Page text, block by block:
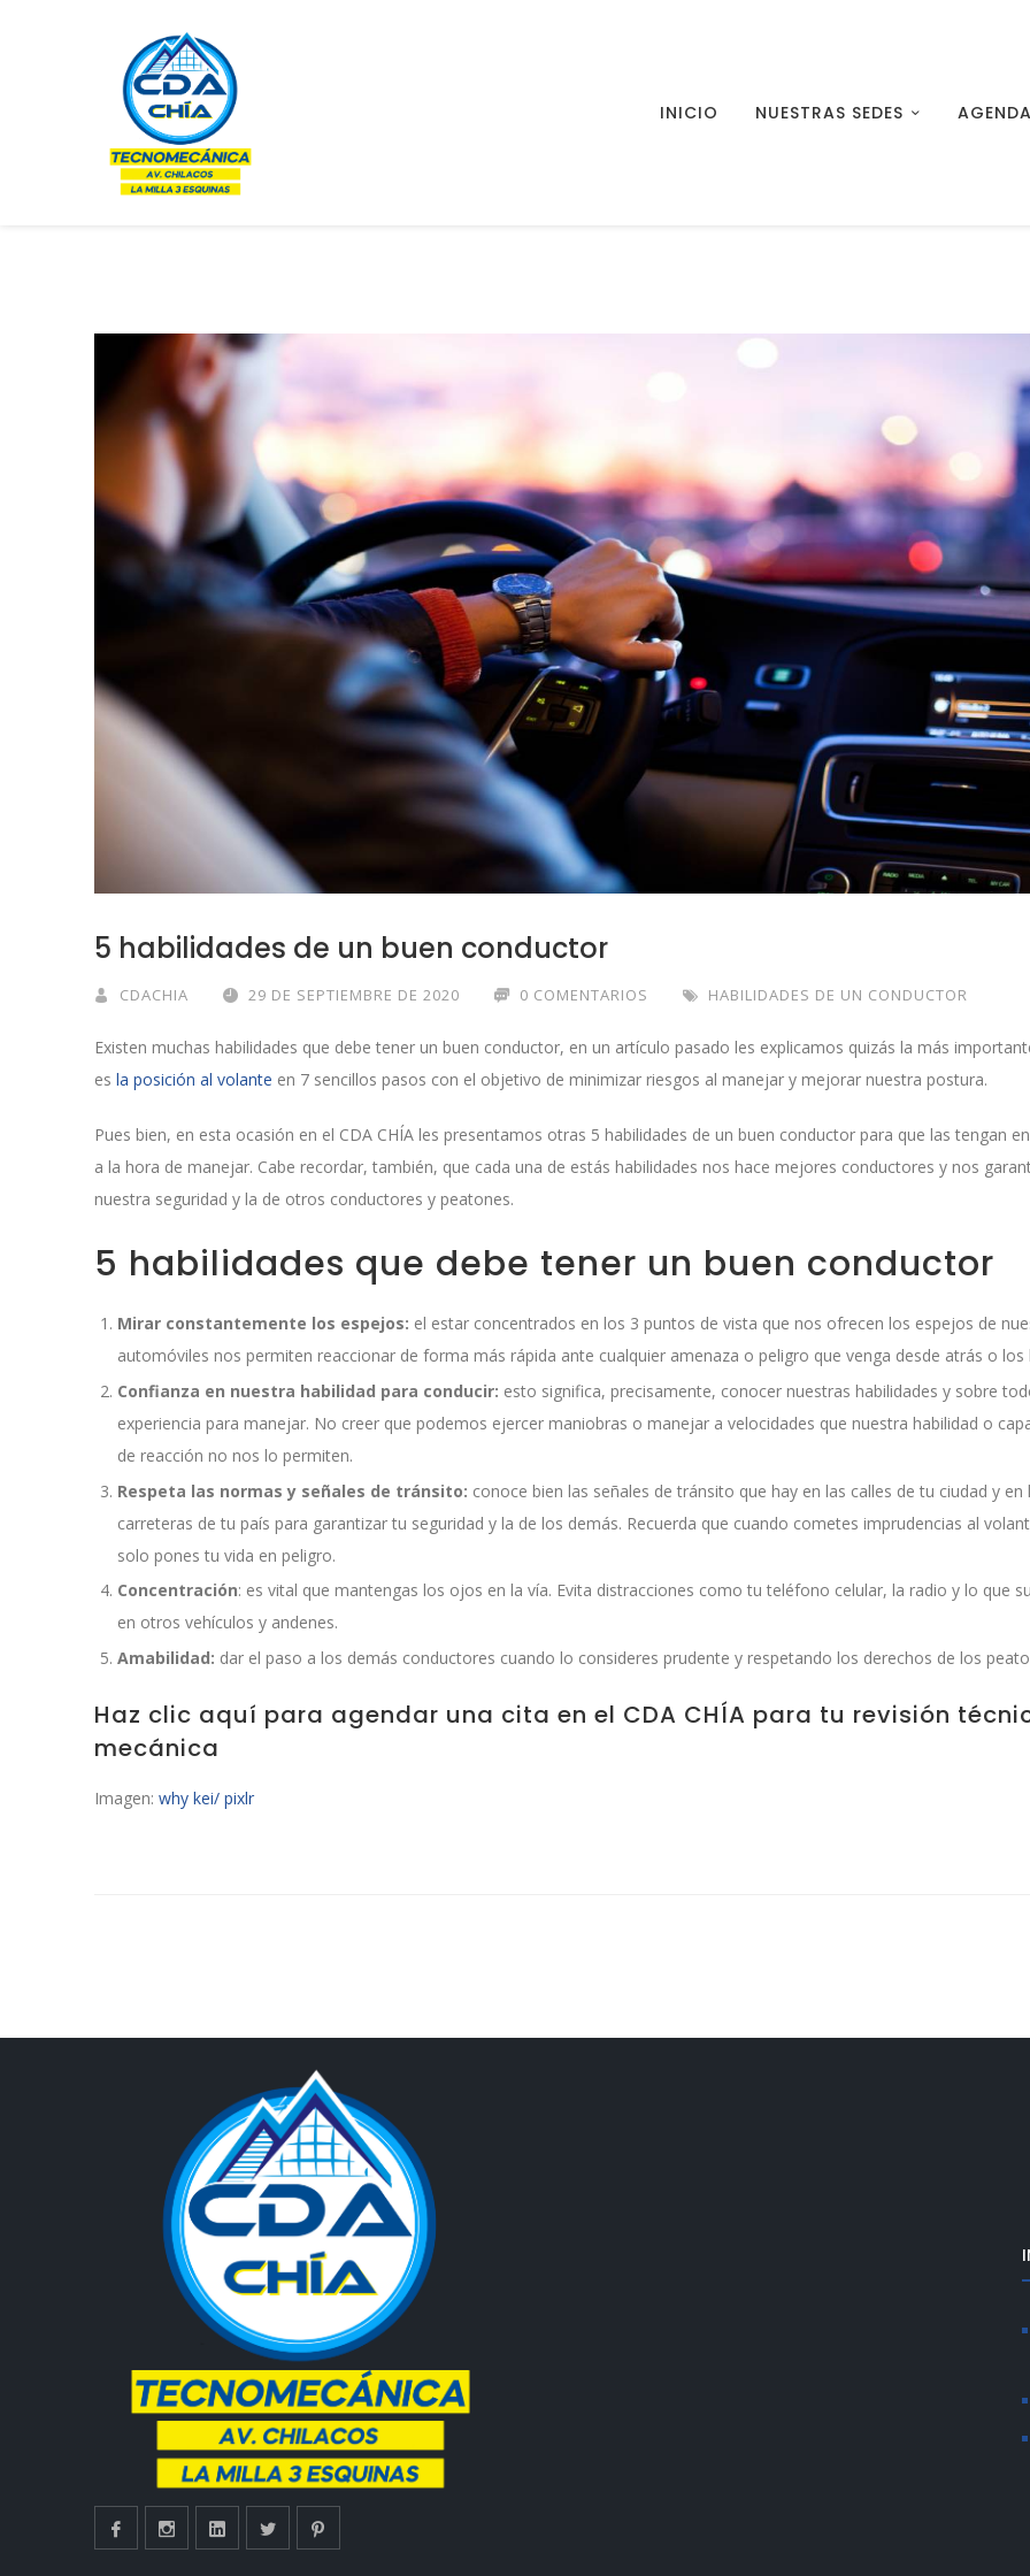
INICIO NUESTRAS SEDES
5 habilidades de un buen conductor
CDACHIA 29 DE SEPTIEMBRE DE 2020 0 COMENTARIOS HABILIDADES DE UN CONDUCTOR
Existen muchas habilidades que debe tener un buen conductor, en un artículo pasado les explicamos quizás la más
es la posición al volante en 7 sencillos pasos con el objetivo de minimizar riesgos al manejar y mejorar nuestra postura.
Pues bien, en esta ocasión en el CDA CHÍA les presentamos otras 5 habilidades de un buen conductor para que las tengan
a la hora de manejar. Cabe recordar, también, que cada una de estás habilidades nos hace mejores conductores y nos
nuestra seguridad y la de otros conductores y peatones.
5 habilidades que debe tener un buen conductor
Mirar constantemente los espejos: el estar concentrados en los 3 puntos de vista que nos ofrecen los espejos de
automóviles nos permiten reaccionar de forma más rápida ante cualquier amenaza o peligro que venga desde atrás o los
Confianza en nuestra habilidad para conducir: esto significa, precisamente, conocer nuestras habilidades y sobre
experiencia para manejar. No creer que podemos ejercer maniobras o manejar a velocidades que nuestra habilidad o
de reacción no nos lo permiten.
Respeta las normas y señales de tránsito: conoce bien las señales de tránsito que hay en las calles de tu ciudad y en
carreteras de tu país para garantizar tu seguridad y la de los demás. Recuerda que cuando cometes imprudencias al
solo pones tu vida en peligro.
Concentración: es vital que mantengas los ojos en la vía. Evita distracciones como tu teléfono celular, la radio y lo que
en otros vehículos y andenes.
Amabilidad: dar el paso a los demás conductores cuando lo consideres prudente y respetando los derechos de los
Haz clic aquí para agendar una cita en el CDA CHÍA para tu revisión
mecánica
Imagen: why kei/ pixlr